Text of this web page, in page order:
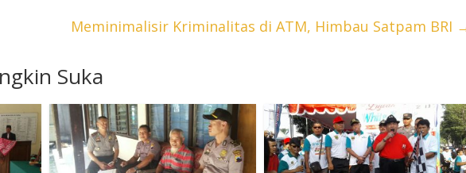
Meminimalisir Kriminalitas di ATM, Himbau Satpam BRI
Suka